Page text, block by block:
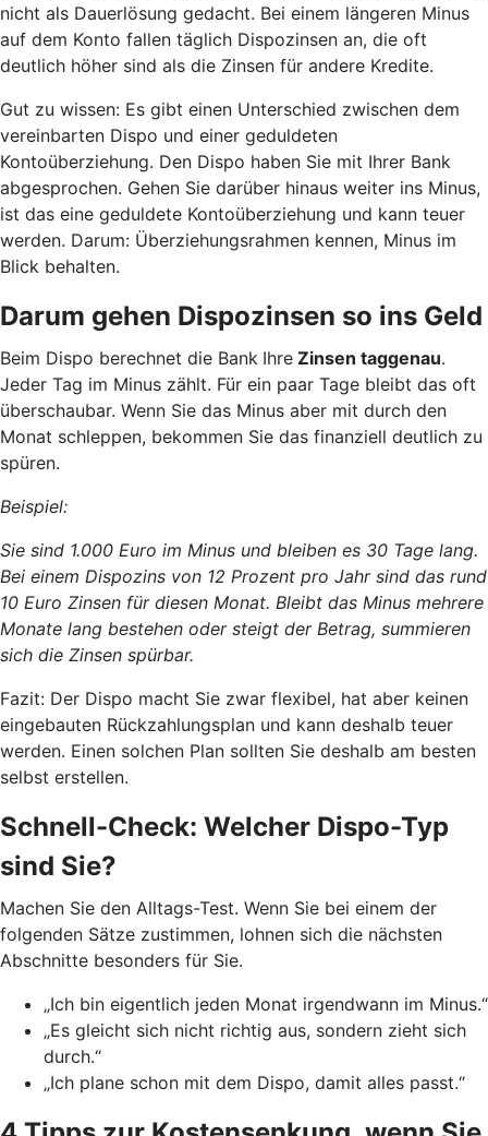
nicht als Dauerlösung gedacht. Bei einem längeren Minus
auf dem Konto fallen täglich Dispozinsen an, die oft
deutlich höher sind als die Zinsen für andere Kredite.
Gut zu wissen: Es gibt einen Unterschied zwischen dem
vereinbarten Dispo und einer geduldeten
Kontoüberziehung. Den Dispo haben Sie mit Ihrer Bank
abgesprochen. Gehen Sie darüber hinaus weiter ins Minus,
ist das eine geduldete Kontoüberziehung und kann teuer
werden. Darum: Überziehungsrahmen kennen, Minus im
Blick behalten.
Darum gehen Dispozinsen so ins Geld
Beim Dispo berechnet die Bank Ihre Zinsen taggenau.
Jeder Tag im Minus zählt. Für ein paar Tage bleibt das oft
überschaubar. Wenn Sie das Minus aber mit durch den
Monat schleppen, bekommen Sie das finanziell deutlich zu
spüren.
Beispiel:
Sie sind 1.000 Euro im Minus und bleiben es 30 Tage lang.
Bei einem Dispozins von 12 Prozent pro Jahr sind das rund
10 Euro Zinsen für diesen Monat. Bleibt das Minus mehrere
Monate lang bestehen oder steigt der Betrag, summieren
sich die Zinsen spürbar.
Fazit: Der Dispo macht Sie zwar flexibel, hat aber keinen
eingebauten Rückzahlungsplan und kann deshalb teuer
werden. Einen solchen Plan sollten Sie deshalb am besten
selbst erstellen.
Schnell-Check: Welcher Dispo-Typ
sind Sie?
Machen Sie den Alltags-Test. Wenn Sie bei einem der
folgenden Sätze zustimmen, lohnen sich die nächsten
Abschnitte besonders für Sie.
„Ich bin eigentlich jeden Monat irgendwann im Minus.“
„Es gleicht sich nicht richtig aus, sondern zieht sich
durch.“
„Ich plane schon mit dem Dispo, damit alles passt.“